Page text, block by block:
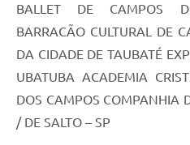
BALLET DE CAMPOS
BARRACÃO CULTURAL DE
DA CIDADE DE TAUBATÉ
UBATUBA ACADEMIA
DOS CAMPOS COMPANHIA
/ DE SALTO – SP